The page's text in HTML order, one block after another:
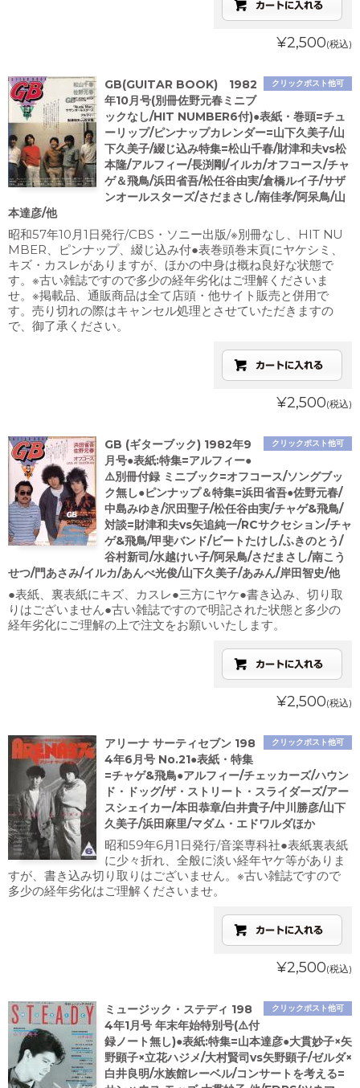
¥2,500(税込)
クリックポスト他可
GB(GUITAR BOOK) 1982
年10月号(別冊佐野元春ミニブ
ックなし/HIT NUMBER6付)●表紙・巻頭=チュ
ーリップ/ピンナップカレンダー=山下久美子/山
下久美子/綴じ込み特集=松山千春/財津和夫vs松
本隆/アルフィー/長渕剛/イルカ/オフコース/チャ
ゲ＆飛鳥/浜田省吾/松任谷由実/倉橋ルイ子/サザ
ンオールスターズ/さだまさし/南佳孝/阿呆鳥/山
本達彦/他
昭和57年10月1日発行/CBS・ソニー出版/※別冊なし、HIT NU
MBER、ピンナップ、綴じ込み付●表巻頭巻末頁にヤケシミ、
キズ・カスレがありますが、ほかの中身は概ね良好な状態で
す。※古い雑誌ですので多少の経年劣化はご理解くださいま
せ。※掲載品、通販商品は全て店頭・他サイト販売と併用で
す。売り切れの際はキャンセル処理とさせていただきますの
で、御了承ください。
¥2,500(税込)
クリックポスト他可
GB (ギターブック) 1982年9
月号●表紙:特集=アルフィー●
⚠️別冊付録 ミニブック=オフコース/ソングブッ
ク無し●ピンナップ＆特集=浜田省吾●佐野元春/
中島みゆき/沢田聖子/松任谷由実/チャゲ&飛鳥/
対談=財津和夫vs矢追純一/RCサクセション/チャ
ゲ&飛鳥/甲斐バンド/ビートたけし/ふきのとう/
谷村新司/水越けい子/阿呆鳥/さだまさし/南こう
せつ/門あさみ/イルカ/あんべ光俊/山下久美子/あみん/岸田智史/他
●表紙、裏表紙にキズ、カスレ●三方にヤケ●書き込み、切り取
りはございません●古い雑誌ですので明記された状態と多少の
経年劣化にご理解の上で注文をお願いいたします。
¥2,500(税込)
クリックポスト他可
アリーナ サーティセブン 198
4年6月号 No.21●表紙・特集
=チャゲ&飛鳥●アルフィー/チェッカーズ/ハウン
ド・ドッグ/ザ・ストリート・スライダーズ/アー
スシェイカー/本田恭章/白井貴子/中川勝彦/山下
久美子/浜田麻里/マダム・エドワルダほか
昭和59年6月1日発行/音楽専科社●表紙裏表紙
に少々折れ、全般に淡い経年ヤケ等がありま
すが、書き込み切り取りはございません。※古い雑誌ですので
多少の経年劣化はご理解くださいませ。
¥2,500(税込)
クリックポスト他可
ミュージック・ステディ 198
4年1月号 年末年始特別号(⚠️付
録ノート無し)●表紙:特集=山本達彦●大貫妙子×矢
野顕子×立花ハジメ/大村賢司vs矢野顕子/ゼルダ×
白井良明/水族館レーベル/コンサートを考える=